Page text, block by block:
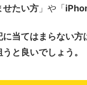
せたい方 」や「
に当てはまらない方
うと良いでしょう。